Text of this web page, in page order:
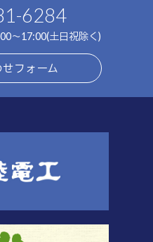
6284
～17:00(土日祝除く)
フォーム